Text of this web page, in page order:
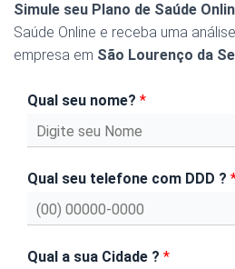
Simule seu Plano de Saúde
Saúde Online e receba uma
empresa em São Lourenço da
Qual seu nome? *
Qual seu telefone com DDD ?
Qual a sua Cidade ? *